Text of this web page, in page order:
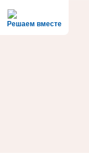
Решаем вместе